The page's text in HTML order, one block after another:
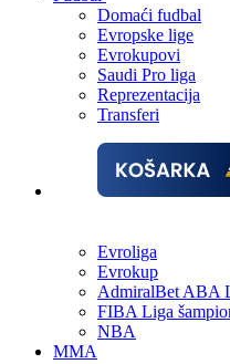
Domaći fudbal
Evropske lige
Evrokupovi
Saudi Pro liga
Reprezentacija
Transferi
Evroliga
Evrokup
AdmiralBet ABA
FIBA Liga
NBA
MMA